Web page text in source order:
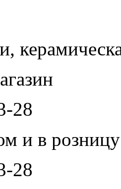
28
и в розницу
28